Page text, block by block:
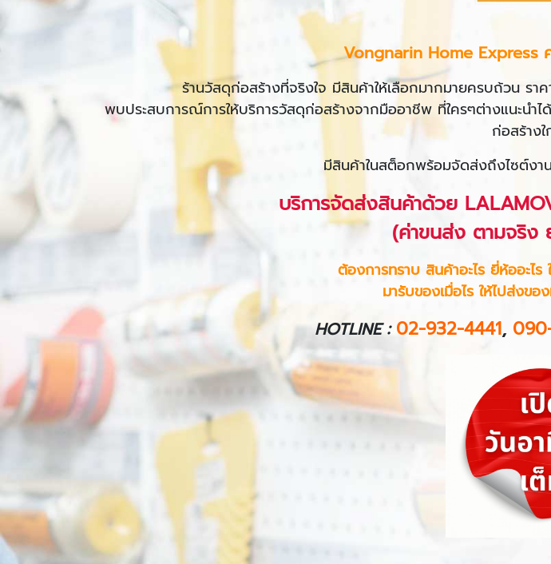
Vongnarin Home Express
ร้านวัสดุก่อสร้างที่จริงใจ มีสินค้าให้เลือกมากมายครบถ้วน ร
พบประสบการณ์การให้บริการวัสดุก่อสร้างจากมืออาชีพ ที่ใครๆต่างแนะน
ก่อสร้าง
มีสินค้าในสต็อกพร้อมจัดส่งถึงไซต์ง
บริการจัดส่งสินค้าด้วย
(ค่าขนส่ง ตามจริง
ต้องการทราบ สินค้าอะไร ยี่ห้ออะไร
มารับของเมื่อไร ให้ไปส่งข
HOTLINE :02-932-4441,